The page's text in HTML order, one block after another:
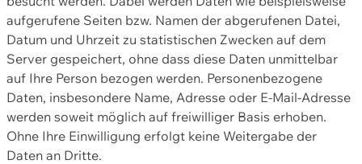
aufgerufene Seiten bzw. Namen der abgerufenen Datei,
Datum und Uhrzeit zu statistischen Zwecken auf dem
Server gespeichert, ohne dass diese Daten unmittelbar
auf Ihre Person bezogen werden. Personenbezogene
Daten, insbesondere Name, Adresse oder E-Mail-Adresse
werden soweit möglich auf freiwilliger Basis erhoben.
Ohne Ihre Einwilligung erfolgt keine Weitergabe der
Daten an Dritte.